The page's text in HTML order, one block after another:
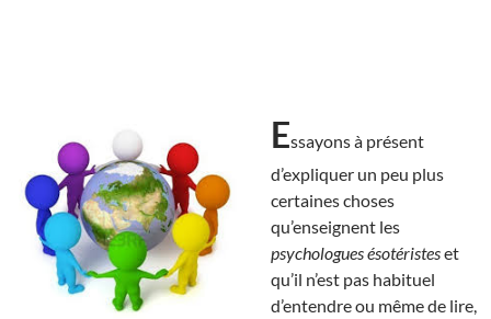
Essayons à présent
d’expliquer un peu plus
certaines choses
qu’enseignent les
psychologues ésotéristeset
qu’il n’est pas habituel
d’entendre ou même de lire,